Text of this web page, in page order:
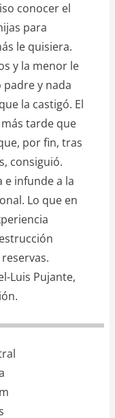
conocer el
para
le quisiera.
y la menor le
y nada
la castigó. El
tarde que
por fin, tras
consiguió.
e infunde a la
Lo que en
Luis Pujante,